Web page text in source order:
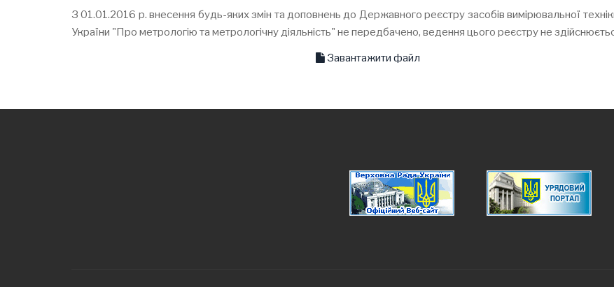
З 01.01.2016 р. внесення будь-яких змін та доповнень до Державного реєстру засобів вимірювальної
України "Про метрологію та метрологічну діяльність" не передбачено, ведення цього реєстру не
Завантажити файл